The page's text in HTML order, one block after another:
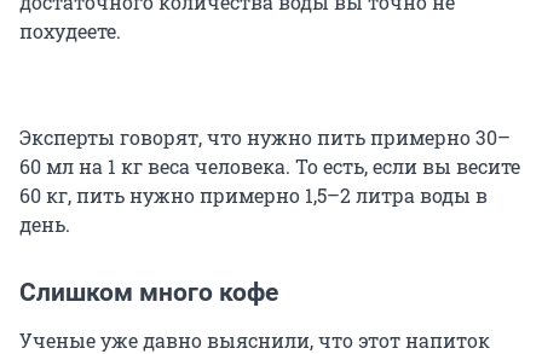
похудеете.
Эксперты говорят, что нужно пить примерно 30–
60 мл на 1 кг веса человека. То есть, если вы весите
60 кг, пить нужно примерно 1,5–2 литра воды в
день.
Слишком много кофе
Ученые уже давно выяснили, что этот напиток